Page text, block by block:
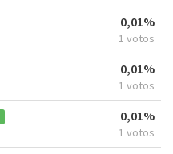
0,01%
1 votos
0,01%
1 votos
0,01%
1 votos